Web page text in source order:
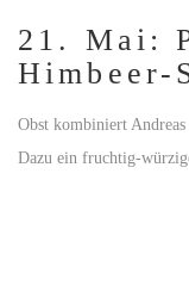
21. Mai:
Himbeer-
Obst kombiniert
Dazu ein fruchtig-